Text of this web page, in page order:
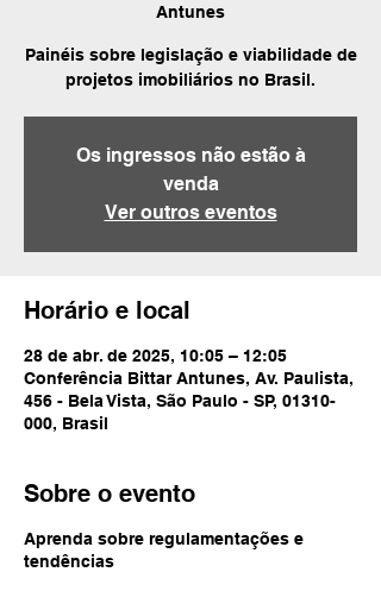
Antunes
Painéis sobre legislação e viabilidade de
projetos imobiliários no Brasil.
Os ingressos não estão à
venda
Ver outros eventos
Horário e local
28 de abr. de 2025, 10:05 – 12:05
Conferência Bittar Antunes, Av. Paulista,
456 - Bela Vista, São Paulo - SP, 01310-
000, Brasil
Sobre o evento
Aprenda sobre regulamentações e
tendências